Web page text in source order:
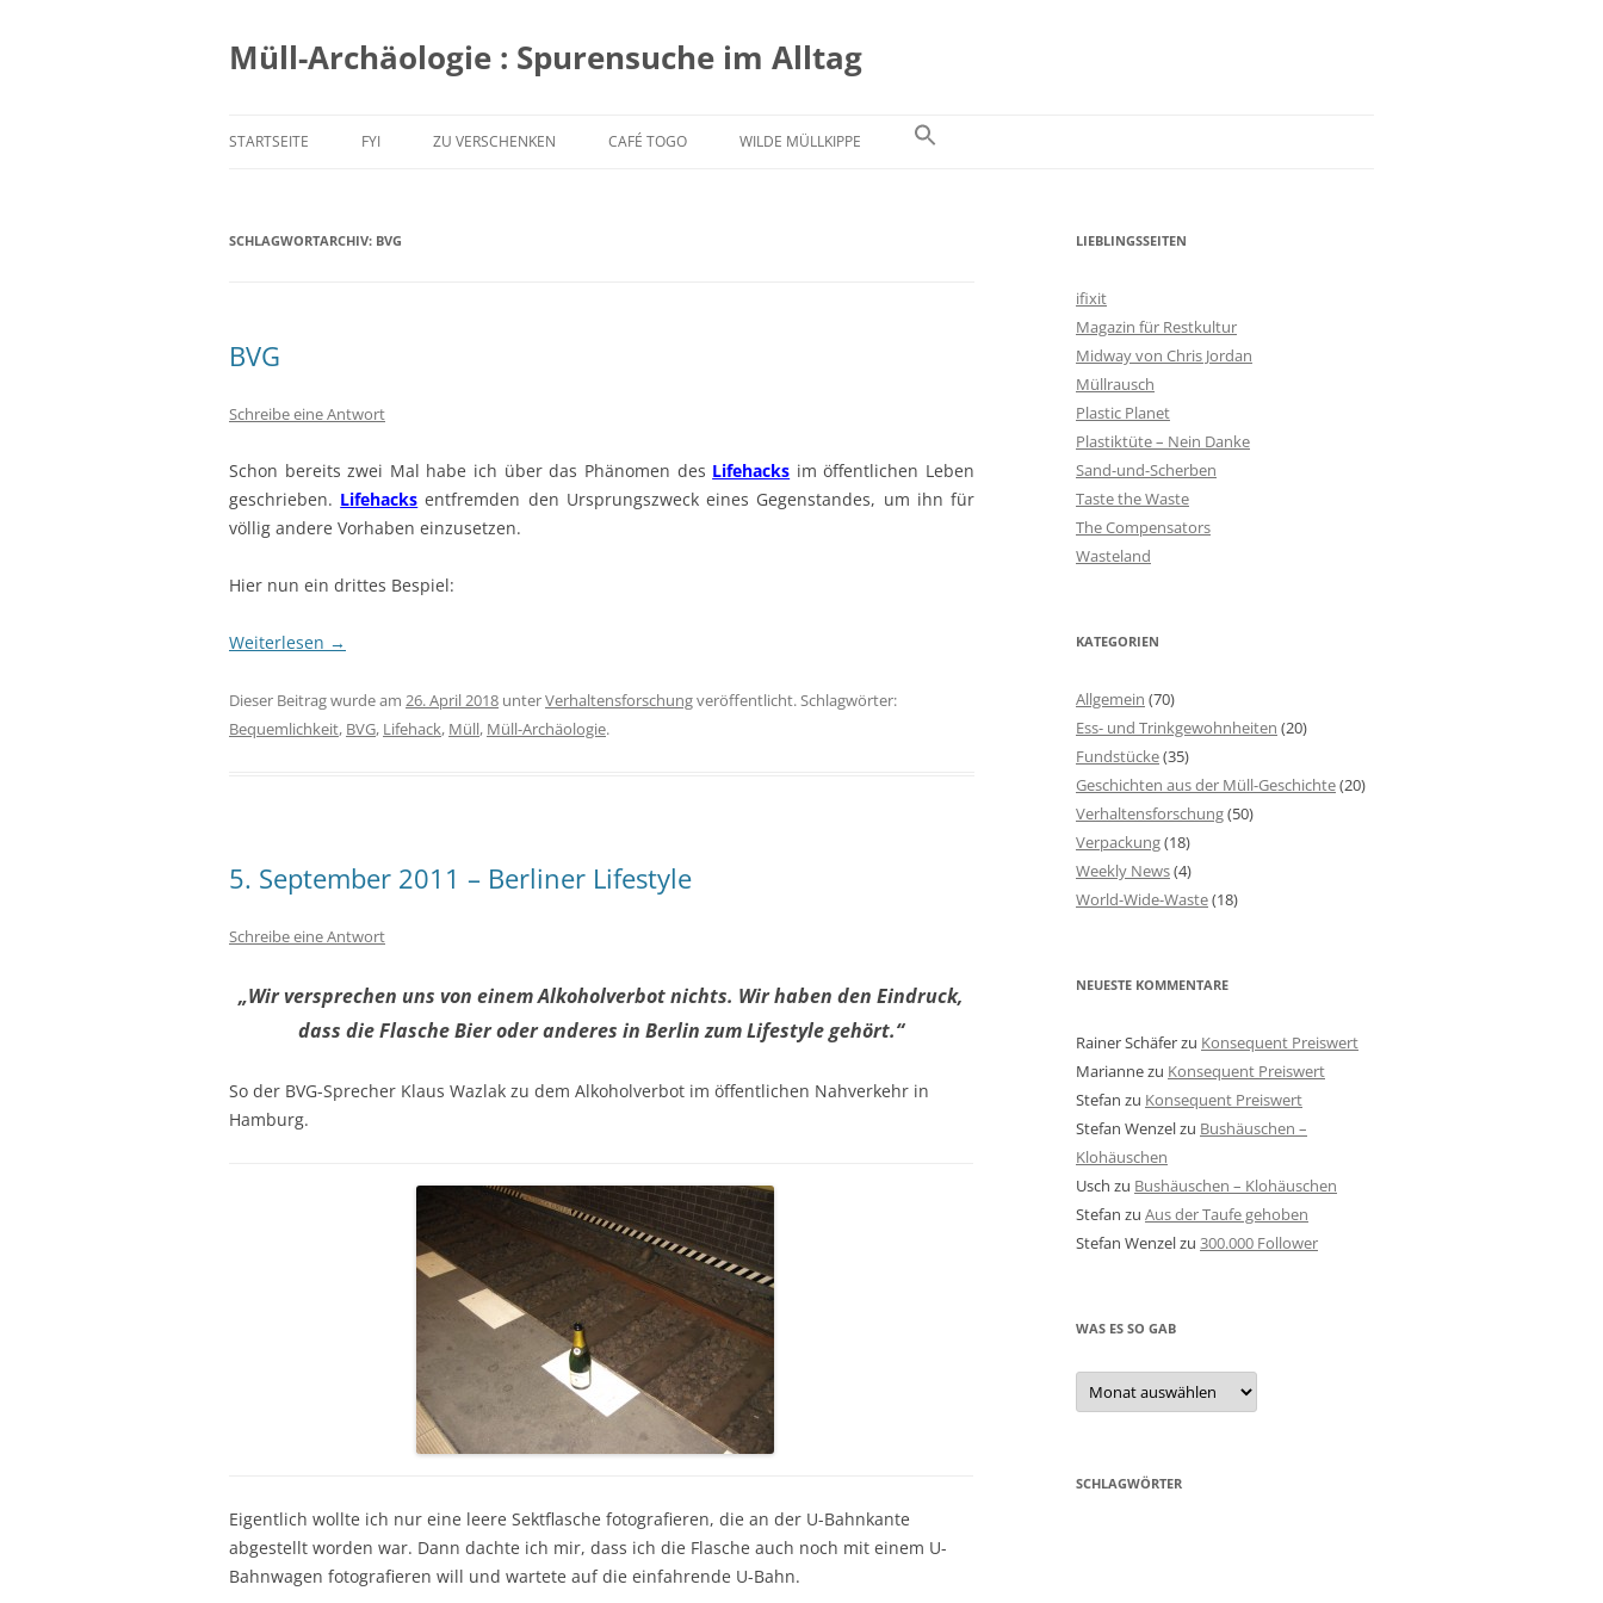
springen
Müll-Archäologie : Spurensuche im Alltag
STARTSEITE FYI ZU VERSCHENKEN CAFÉ TOGO WILDE MÜLLKIPPE
SCHLAGWORTARCHIV: BVG
BVG
Schreibe eine Antwort
Schon bereits zwei Mal habe ich über das Phänomen des Lifehacks im öffentlichen Leben
geschrieben. Lifehacks entfremden den Ursprungszweck eines Gegenstandes, um ihn für
völlig andere Vorhaben einzusetzen.
Hier nun ein drittes Bespiel:
Weiterlesen →
Dieser Beitrag wurde am 26. April 2018 unterVerhaltensforschungveröffentlicht. Schlagwörter:
Bequemlichkeit, BVG, Lifehack, Müll, Müll-Archäologie.
5. September 2011 – Berliner Lifestyle
Schreibe eine Antwort
„Wir versprechen uns von einem Alkoholverbot nichts. Wir haben den Eindruck,
dass die Flasche Bier oder anderes in Berlin zum Lifestyle gehört.“
So der BVG-Sprecher Klaus Wazlak zu dem Alkoholverbot im öffentlichen Nahverkehr in
Hamburg.
Eigentlich wollte ich nur eine leere Sektflasche fotografieren, die an der U-Bahnkante
abgestellt worden war. Dann dachte ich mir, dass ich die Flasche auch noch mit einem U-
Bahnwagen fotografieren will und wartete auf die einfahrende U-Bahn.
LIEBLINGSSEITEN
ifixit
Magazin für Restkultur
Midway von Chris Jordan
Müllrausch
Plastic Planet
Plastiktüte – Nein Danke
Sand-und-Scherben
Taste the Waste
The Compensators
Wasteland
KATEGORIEN
Allgemein (70)
Ess- und Trinkgewohnheiten (20)
Fundstücke(35)
Geschichten aus der Müll-Geschichte(20)
Verhaltensforschung(50)
Verpackung(18)
Weekly News(4)
World-Wide-Waste(18)
NEUESTE KOMMENTARE
Rainer Schäferzu Konsequent Preiswert
Mariannezu Konsequent Preiswert
Stefan zu Konsequent Preiswert
Stefan Wenzelzu Bushäuschen –
Klohäuschen
Usch zu Bushäuschen – Klohäuschen
Stefan zu Aus der Taufe gehoben
Stefan Wenzelzu 300.000 Follower
WAS ES SO GAB
Was
es
so
SCHLAGWÖRTER